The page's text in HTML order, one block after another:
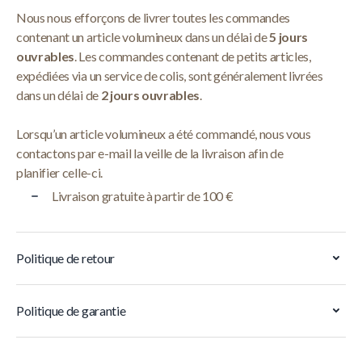
Nous nous efforçons de livrer toutes les commandes
contenant un article volumineux dans un délai de5 jours
ouvrables. Les commandes contenant de petits articles,
expédiées via un service de colis, sont généralement livrées
dans un délai de 2 jours ouvrables.
Lorsqu’un article volumineux a été commandé, nous vous
contactons par e-mail la veille de la livraison afin de
planifier celle-ci.
Livraison gratuite à partir de 100 €
Politique de retour
Politique de garantie